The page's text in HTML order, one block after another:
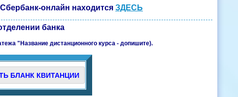
онлайн находится ЗДЕСЬ
банка
"Название дистанционного курса - допишите).
БЛАНК КВИТАНЦИИ